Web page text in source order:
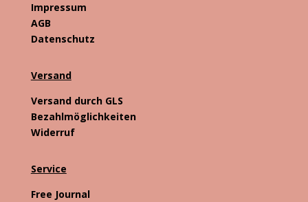
Impressum
AGB
Datenschutz
Versand
Versand durch GLS
Bezahlmöglichkeiten
Widerruf
Service
Free Journal